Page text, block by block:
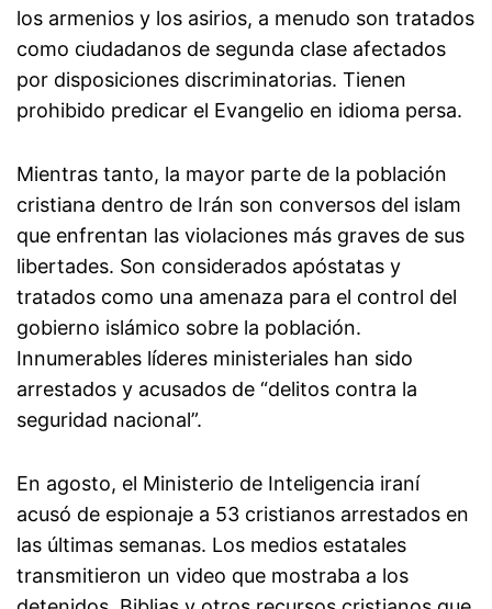
los armenios y los asirios, a menudo son tratados
como ciudadanos de segunda clase afectados
por disposiciones discriminatorias. Tienen
prohibido predicar el Evangelio en idioma persa.
Mientras tanto, la mayor parte de la población
cristiana dentro de Irán son conversos del islam
que enfrentan las violaciones más graves de sus
libertades. Son considerados apóstatas y
tratados como una amenaza para el control del
gobierno islámico sobre la población.
Innumerables líderes ministeriales han sido
arrestados y acusados de “delitos contra la
seguridad nacional”.
En agosto, el Ministerio de Inteligencia iraní
acusó de espionaje a 53 cristianos arrestados en
las últimas semanas. Los medios estatales
transmitieron un video que mostraba a los